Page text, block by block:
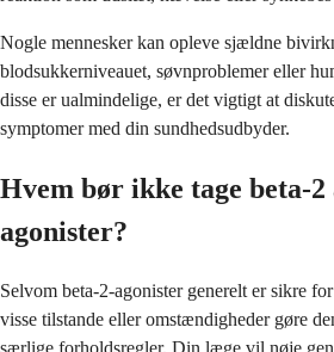
Nogle mennesker kan opleve sjældne
blodsukkerniveauet, søvnproblemer eller
disse er ualmindelige, er det vigtigt at
symptomer med din sundhedsudbyder.
Hvem bør ikke tage beta-2
agonister?
Selvom beta-2-agonister generelt er sikre
visse tilstande eller omstændigheder gøre
særlige forholdsregler. Din læge vil nøje